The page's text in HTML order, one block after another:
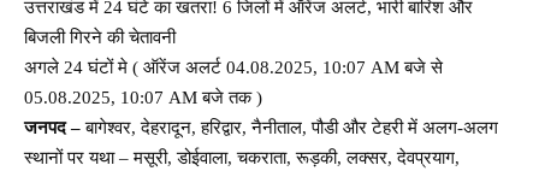
उत्तराखंड में 24 घंटे का खतरा! 6 जिलों में ऑरेंज अलर्ट, भारी बारिश और
बिजली गिरने की चेतावनी
अगले 24 घंटों मे ( ऑरेंज अलर्ट 04.08.2025, 10:07 AM बजे से
05.08.2025, 10:07 AM बजे तक )
जनपद –बागेश्वर, देहरादून, हरिद्वार, नैनीताल, पौडी और टेहरी में अलग-अलग
स्थानों पर यथा – मसूरी, डोईवाला, चकराता, रूड़की, लक्सर, देवप्रयाग,